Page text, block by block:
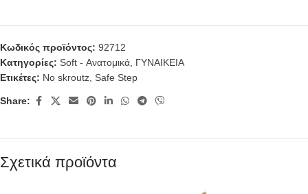
Κωδικός προϊόντος: 92712
Κατηγορίες: Soft - Ανατομικά ΓΥΝΑΙΚΕΙΑ
Ετικέτες: No skroutz Safe Step
Share:
Σχετικά προϊόντα